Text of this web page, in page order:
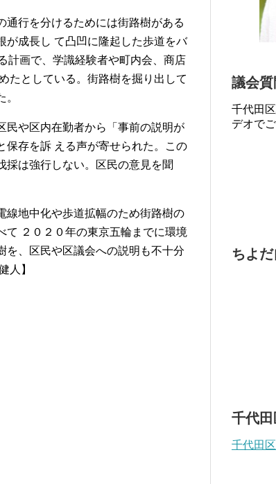
行を分けるためには街路樹がある
が成長し て凸凹に隆起した歩道をバ
計画で、学識経験者や町内会、商店
たとしている。街路樹を掘り出して
や区内在勤者から「事前の説明が
保存を訴 える声が寄せられた。この
採は強行しない。区民の意見を聞
地中化や歩道拡幅のため街路樹の
て ２０２０年の東京五輪までに環境
を、区民や区議会への説明も不十分
人】
議会
千代田
デオで
ちよ
千代
千代田